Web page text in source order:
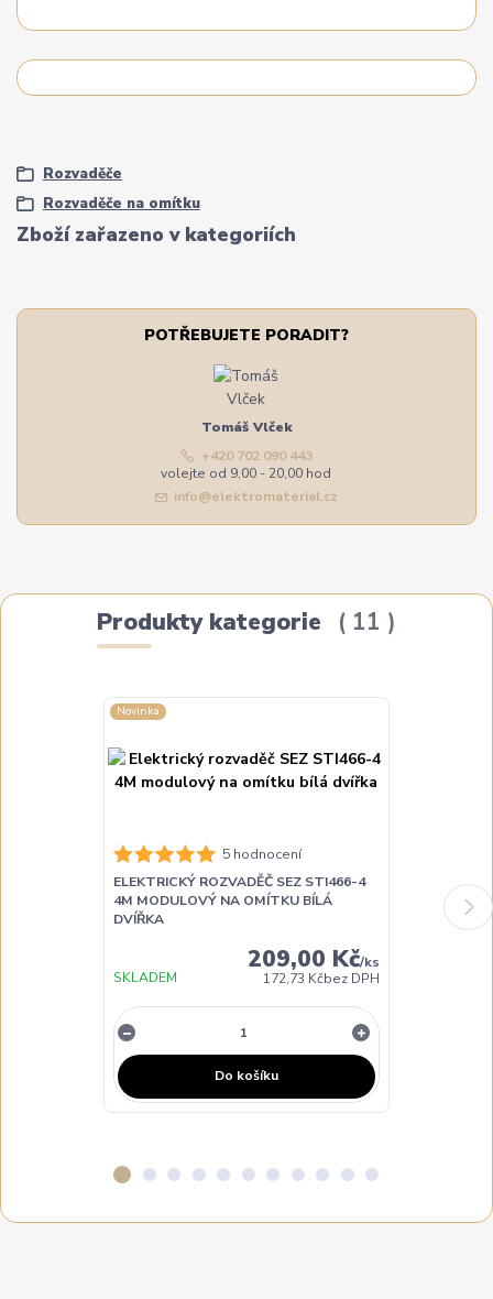
Zboží zařazeno v kategoriích
Rozvaděče
Rozvaděče na omítku
POTŘEBUJETE PORADIT?
Tomáš Vlček
+420 702 090 443
volejte od 9,00 - 20,00 hod
info@elektromaterial.cz
Produkty kategorie 11
Novinka
5 hodnocení
ELEKTRICKÝ ROZVADĚČ SEZ STI466-4
4M MODULOVÝ NA OMÍTKU BÍLÁ
DVÍŘKA
209,00 Kč/ks
172,73 Kčbez DPH
SKLADEM
Do košíku
4M